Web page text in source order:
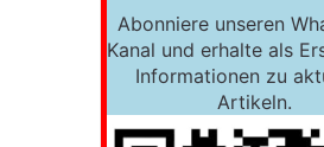
Abonniere unseren
Kanal und erhalte als
Informationen zu
Artikeln.